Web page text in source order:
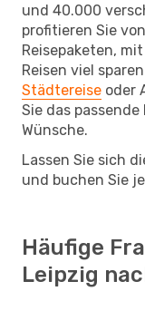
und 40.000
profitieren Sie
Reisepaketen,
Reisen viel
Städtereise oder
Sie das
Wünsche.
Lassen Sie sich
und buchen Sie
Häufige
Leipzig